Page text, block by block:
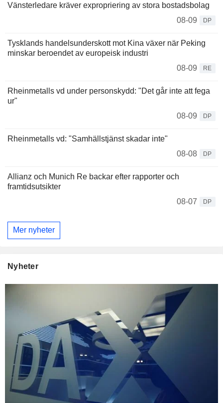
Vänsterledare kräver expropriering av stora bostadsbolag
08-09
DP
Tysklands handelsunderskott mot Kina växer när Peking
minskar beroendet av europeisk industri
08-09
RE
Rheinmetalls vd under personskydd: "Det går inte att fega
ur"
08-09
DP
Rheinmetalls vd: "Samhällstjänst skadar inte"
08-08
DP
Allianz och Munich Re backar efter rapporter och
framtidsutsikter
08-07
DP
Mer nyheter
Nyheter